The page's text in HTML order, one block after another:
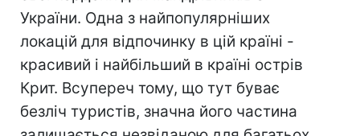
України. Одна з найпопулярніших
локацій для відпочинку в цій країні -
красивий і найбільший в країні острів
Крит. Всупереч тому, що тут буває
безліч туристів, значна його частина